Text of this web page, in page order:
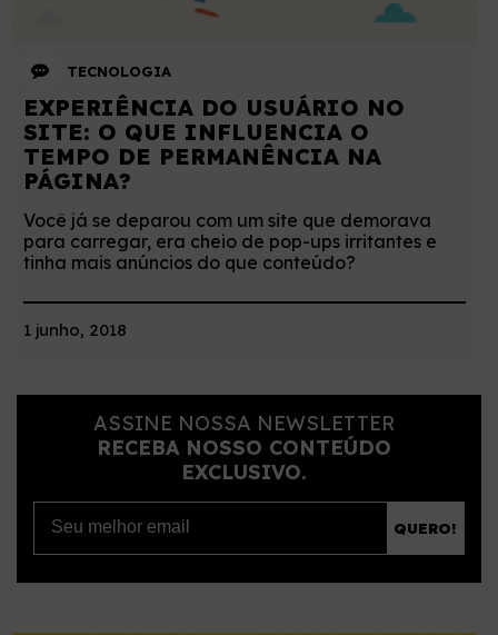
TECNOLOGIA
EXPERIÊNCIA DO USUÁRIO NO
SITE: O QUE INFLUENCIA O
TEMPO DE PERMANÊNCIA NA
PÁGINA?
Você já se deparou com um site que demorava
para carregar, era cheio de pop-ups irritantes e
tinha mais anúncios do que conteúdo?
1 junho, 2018
ASSINE NOSSA NEWSLETTER
RECEBA NOSSO CONTEÚDO
EXCLUSIVO.